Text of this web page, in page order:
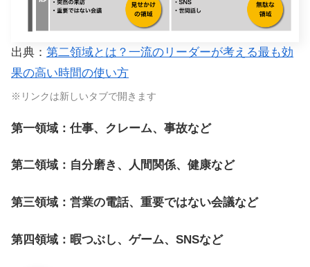
出典： 第二領域とは？一流のリーダーが考える最も効
果の高い時間の使い方
※リンクは新しいタブで開きます
第一領域：仕事、クレーム、事故など
第二領域：自分磨き、人間関係、健康など
第三領域：営業の電話、重要ではない会議など
第四領域：暇つぶし、ゲーム、SNSなど